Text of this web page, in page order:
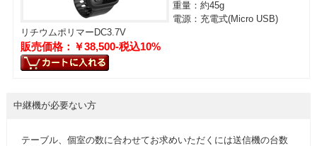
重量：約45g
電源：充電式(Micro USB)
リチウムポリマーDC3.7V
販売価格：￥38,500-税込10%
中継機が必要ない方
テーブル、個室の数に合わせてお求めいただくには送信機の台数